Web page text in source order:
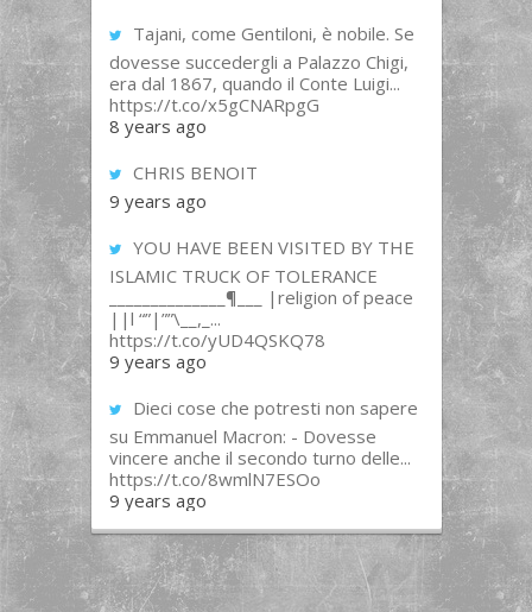
Tajani, come Gentiloni, è nobile. Se
dovesse succedergli a Palazzo Chigi,
era dal 1867, quando il Conte Luigi...
https://t.co/x5gCNARpgG
8 years ago
CHRIS BENOIT
9 years ago
YOU HAVE BEEN VISITED BY THE
ISLAMIC TRUCK OF TOLERANCE
______________¶___ |religion of peace
||l “”|””\__,_...
https://t.co/yUD4QSKQ78
9 years ago
Dieci cose che potresti non sapere
su Emmanuel Macron: - Dovesse
vincere anche il secondo turno delle...
https://t.co/8wmlN7ESOo
9 years ago